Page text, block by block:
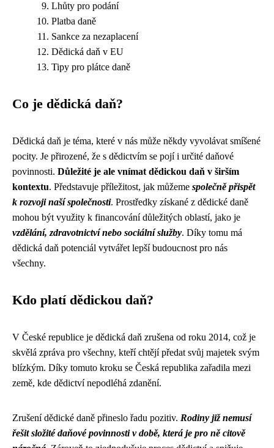
Lhůty pro podání
Platba daně
Sankce za nezaplacení
Dědická daň v EU
Tipy pro plátce daně
Co je dědická daň?
Dědická daň je téma, které v nás může někdy vyvolávat smíšené
pocity. Je přirozené, že s dědictvím se pojí i určité daňové
povinnosti. Důležité je ale vnímat dědickou daň v širším
kontextu. Představuje příležitost, jak můžeme společně přispět
k rozvoji naší společnosti. Prostředky získané z dědické daně
mohou být využity k financování důležitých oblastí, jako je
vzdělání, zdravotnictví nebo sociální služby. Díky tomu má
dědická daň potenciál vytvářet lepší budoucnost pro nás
všechny.
Kdo platí dědickou daň?
V České republice je dědická daň zrušena od roku 2014, což je
skvělá zpráva pro všechny, kteří chtějí předat svůj majetek svým
blízkým. Díky tomuto kroku se Česká republika zařadila mezi
země, kde dědictví nepodléhá zdanění.
Zrušení dědické daně přineslo řadu pozitiv. Rodiny již nemusí
řešit složité daňové povinnosti v době, která je pro ně citově